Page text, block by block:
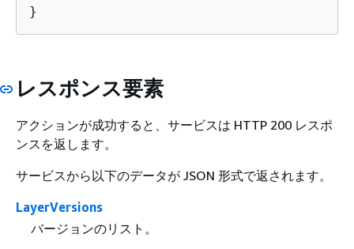
}
レスポンス要素
アクションが成功すると、サービスは HTTP 200 レスポ
ンスを返します。
サービスから以下のデータが JSON 形式で返されます。
LayerVersions
バージョンのリスト。